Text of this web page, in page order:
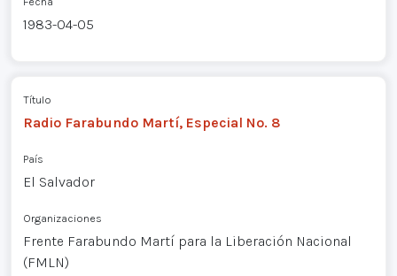
1983-04-05
Título
Radio Farabundo Martí, Especial No. 8
País
El Salvador
Organizaciones
Frente Farabundo Martí para la Liberación Nacional
(FMLN)